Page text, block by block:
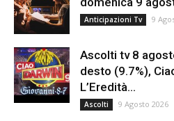
Anticipazioni Tv 9
Ascolti tv 8
desto (9.7%),
L’Eredità...
Ascolti 9 Agosto 2026